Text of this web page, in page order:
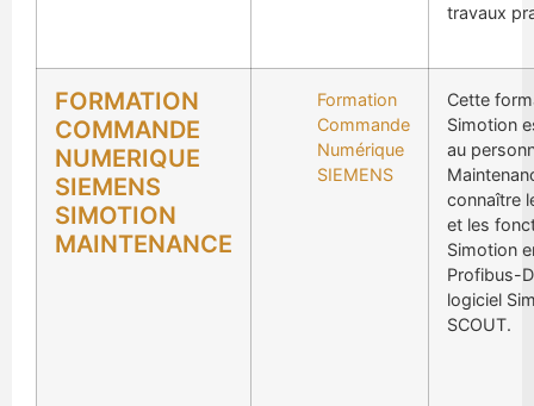
travaux
FORMATION
COMMANDE
NUMERIQUE
SIEMENS
SIMOTION
MAINTENANCE
Formation
Commande
Numérique
SIEMENS
Cette
Simotion
au
connaître
et les
Simotion
Profibus-
logiciel
SCOUT.